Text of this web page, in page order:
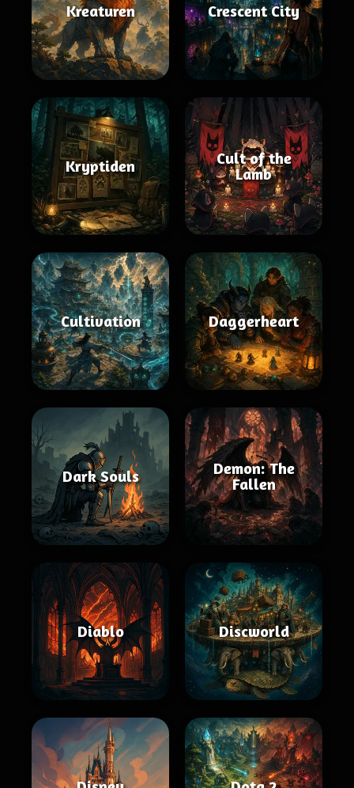
Kreaturen Crescent City
Kryptiden
Cult of the
Lamb
Cultivation Daggerheart
Dark Souls
Demon: The
Fallen
Diablo Discworld